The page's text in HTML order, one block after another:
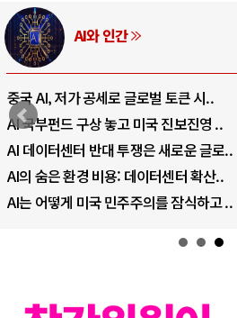
러시아-우크라이나 전쟁
전쟁의 추상화: 우크라이나, 대리전의 역..
EU·우크라이나 드론 협력 직후, 러시아..
나토, 우크라 군사지원 2027년까지 공..
우크라이나, 덴마크, 에스토니아, 네덜란..
러·우크라, 대규모 공습 주고받아…민간 ..